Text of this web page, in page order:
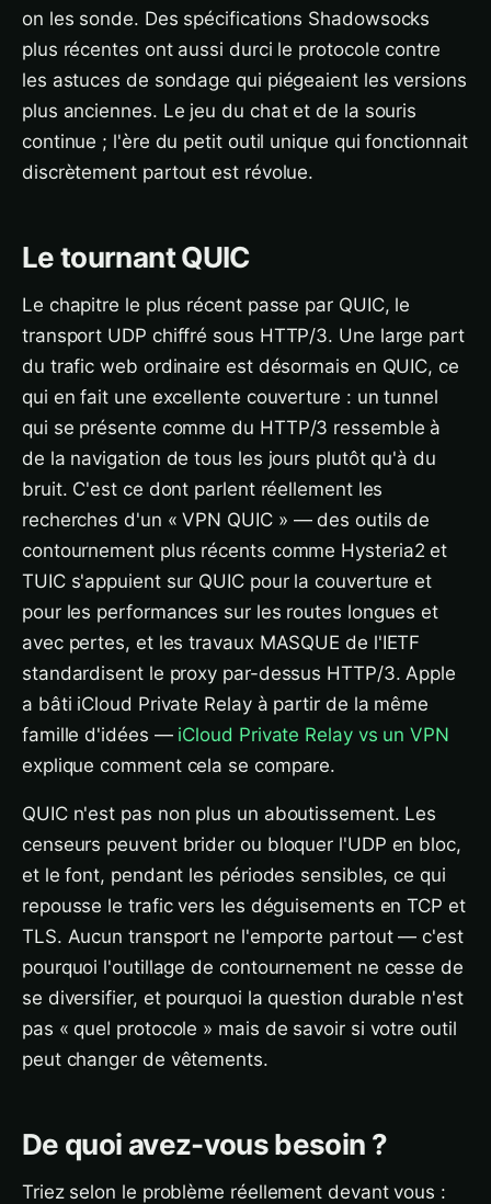
on les sonde. Des spécifications Shadowsocks
plus récentes ont aussi durci le protocole contre
les astuces de sondage qui piégeaient les versions
plus anciennes. Le jeu du chat et de la souris
continue ; l'ère du petit outil unique qui fonctionnait
discrètement partout est révolue.
Le tournant QUIC
Le chapitre le plus récent passe par QUIC, le
transport UDP chiffré sous HTTP/3. Une large part
du trafic web ordinaire est désormais en QUIC, ce
qui en fait une excellente couverture : un tunnel
qui se présente comme du HTTP/3 ressemble à
de la navigation de tous les jours plutôt qu'à du
bruit. C'est ce dont parlent réellement les
recherches d'un « VPN QUIC » — des outils de
contournement plus récents comme Hysteria2 et
TUIC s'appuient sur QUIC pour la couverture et
pour les performances sur les routes longues et
avec pertes, et les travaux MASQUE de l'IETF
standardisent le proxy par-dessus HTTP/3. Apple
a bâti iCloud Private Relay à partir de la même
famille d'idées — iCloud Private Relay vs un VPN
explique comment cela se compare.
QUIC n'est pas non plus un aboutissement. Les
censeurs peuvent brider ou bloquer l'UDP en bloc,
et le font, pendant les périodes sensibles, ce qui
repousse le trafic vers les déguisements en TCP et
TLS. Aucun transport ne l'emporte partout — c'est
pourquoi l'outillage de contournement ne cesse de
se diversifier, et pourquoi la question durable n'est
pas « quel protocole » mais de savoir si votre outil
peut changer de vêtements.
De quoi avez-vous besoin ?
Triez selon le problème réellement devant vous :